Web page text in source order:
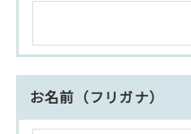
お名前（フリガナ）